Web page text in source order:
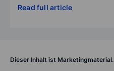
Read full article
Dieser Inhalt ist Marketingmaterial.